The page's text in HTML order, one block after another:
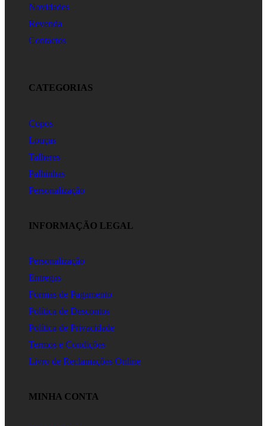
Novidades
Revenda
Contactos
CATEGORIAS
Copos
Louças
Talheres
Palhinhas
Personalização
INFORMAÇÃO LEGAL
Personalização
Entregas
Formas de Pagamento
Política de Descontos
Política de Privacidade
Termos e Condições
Livro de Reclamações Online
MINHA CONTA